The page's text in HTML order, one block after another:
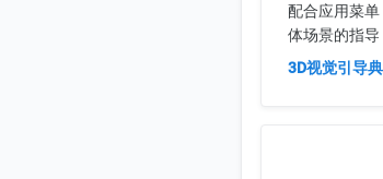
配合应用菜
体场景的指导
3D视觉引导